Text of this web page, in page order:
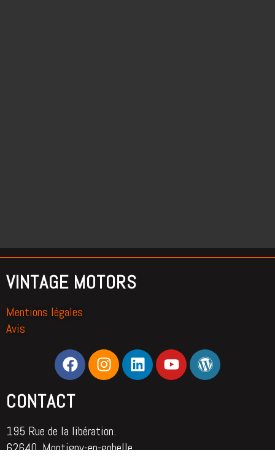
VINTAGE MOTORS
Mentions légales
Avis
CONTACT
195 Rue de la libération.
62640, Montigny-en-gohelle